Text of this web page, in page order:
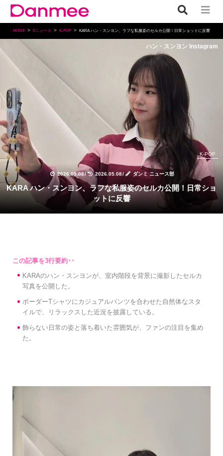
HOME Kニュース K-POP KARA ハン・スンヨン、ラフな私服姿のセルカ公開！日常ショットに反響
ハン・スンヨン Instagram
2026.05.08/ 2026.05.08/ ダンミ ニュース部
K-POP
KARA ハン・スンヨン、ラフな私服姿のセルカ公開！日常ショ
ットに反響
KARAのハン・スンヨンが、室内階段を背景に撮影したセルカ
写真を公開した。
ボーダーTシャツにカジュアルパンツを合わせた自然体なスタ
イルで、リラックスした近況を披露している。
飾らない日常の姿と落ち着いた雰囲気が、ファンの注目を集め
た。